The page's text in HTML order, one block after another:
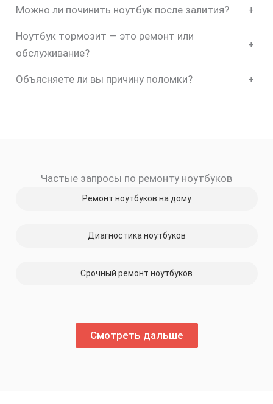
Можно ли починить ноутбук после залития? +
Ноутбук тормозит — это ремонт или
обслуживание?
+
Объясняете ли вы причину поломки? +
Частые запросы по ремонту ноутбуков
Ремонт ноутбуков на дому
Диагностика ноутбуков
Срочный ремонт ноутбуков
Смотреть дальше